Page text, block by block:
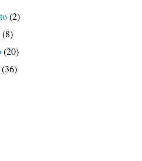
(2)
(8)
(20)
(36)